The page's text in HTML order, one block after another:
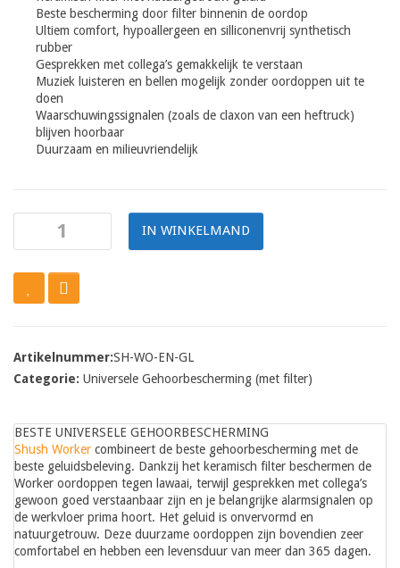
Beste bescherming door filter binnenin de oordop
Ultiem comfort, hypoallergeen en silliconenvrij synthetisch
rubber
Gesprekken met collega’s gemakkelijk te verstaan
Muziek luisteren en bellen mogelijk zonder oordoppen uit te
doen
Waarschuwingssignalen (zoals de claxon van een heftruck)
blijven hoorbaar
Duurzaam en milieuvriendelijk
IN WINKELMAND
Artikelnummer:SH-WO-EN-GL
Categorie: Universele Gehoorbescherming (met filter)
BESTE UNIVERSELE GEHOORBESCHERMING
Shush Worker combineert de beste gehoorbescherming met de
beste geluidsbeleving. Dankzij het keramisch filter beschermen de
Worker oordoppen tegen lawaai, terwijl gesprekken met collega’s
gewoon goed verstaanbaar zijn en je belangrijke alarmsignalen op
de werkvloer prima hoort. Het geluid is onvervormd en
natuurgetrouw. Deze duurzame oordoppen zijn bovendien zeer
comfortabel en hebben een levensduur van meer dan 365 dagen.